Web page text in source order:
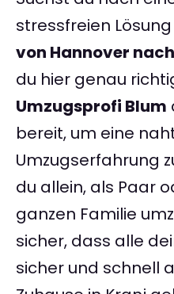
stressfreien
von Hannover
du hier genau
Umzugsprofi Blum
bereit, um eine
Umzugserfahrung
du allein, als Paar
ganzen Familie
sicher, dass alle
sicher und schnell